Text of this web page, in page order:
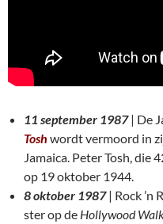
11 september 1987| De
Tosh wordt vermoord in
Jamaica. Peter Tosh, die
op 19 oktober 1944.
8 oktober 1987| Rock ’n
ster op de Hollywood